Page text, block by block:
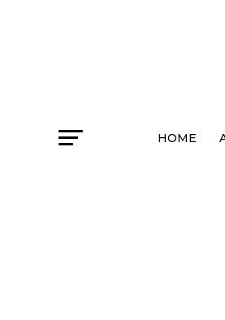
HOME